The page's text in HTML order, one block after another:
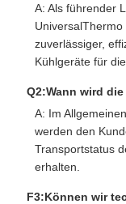
A: Als führender
UniversalThermo
zuverlässiger,
Kühlgeräte für
Q2:Wann wird
A: Im
werden den
Transportstatus
erhalten.
F3:Können wir